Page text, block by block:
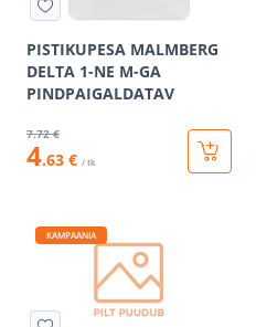
PISTIKUPESA MALMBERG
DELTA 1-NE M-GA
PINDPAIGALDATAV
7.72 €
4.63 € / tk
KAMPAANIA